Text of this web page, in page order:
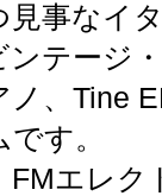
見事なイ
ンテージ
ノ、Tine
す。
FMエレク